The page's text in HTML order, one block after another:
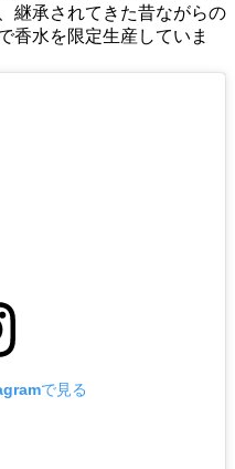
継承されてきた昔ながらの
香水を限定生産していま
で見る